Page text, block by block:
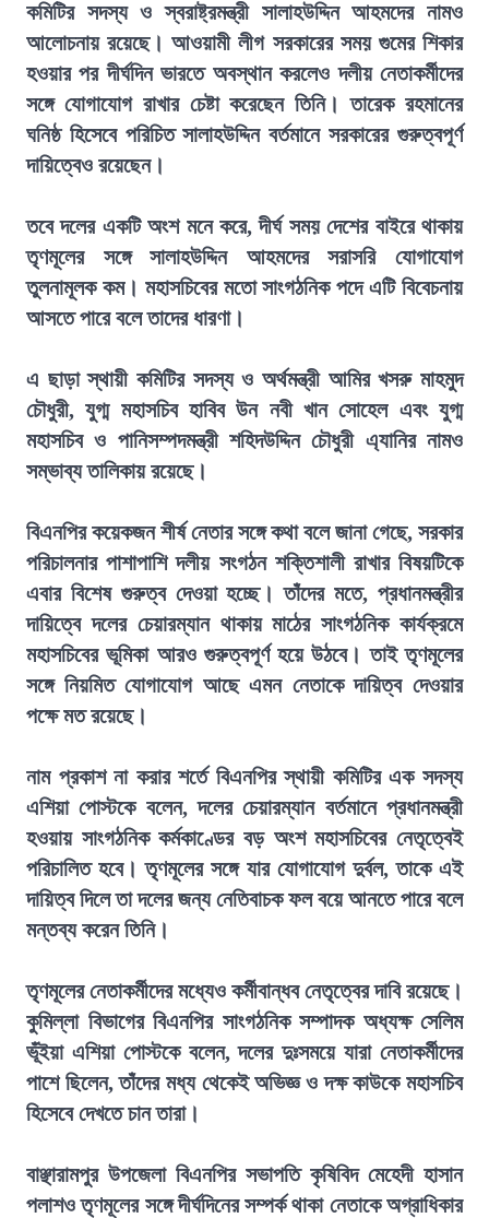
কমিটির সদস্য ও স্বরাষ্ট্রমন্ত্রী সালাহউদ্দিন আহমদের নামও
আলোচনায় রয়েছে। আওয়ামী লীগ সরকারের সময় গুমের শিকার
হওয়ার পর দীর্ঘদিন ভারতে অবস্থান করলেও দলীয় নেতাকর্মীদের
সঙ্গে যোগাযোগ রাখার চেষ্টা করেছেন তিনি। তারেক রহমানের
ঘনিষ্ঠ হিসেবে পরিচিত সালাহউদ্দিন বর্তমানে সরকারের গুরুত্বপূর্ণ
দায়িত্বেও রয়েছেন।
তবে দলের একটি অংশ মনে করে, দীর্ঘ সময় দেশের বাইরে থাকায়
তৃণমূলের সঙ্গে সালাহউদ্দিন আহমদের সরাসরি যোগাযোগ
তুলনামূলক কম। মহাসচিবের মতো সাংগঠনিক পদে এটি বিবেচনায়
আসতে পারে বলে তাদের ধারণা।
এ ছাড়া স্থায়ী কমিটির সদস্য ও অর্থমন্ত্রী আমির খসরু মাহমুদ
চৌধুরী, যুগ্ম মহাসচিব হাবিব উন নবী খান সোহেল এবং যুগ্ম
মহাসচিব ও পানিসম্পদমন্ত্রী শহিদউদ্দিন চৌধুরী এ্যানির নামও
সম্ভাব্য তালিকায় রয়েছে।
বিএনপির কয়েকজন শীর্ষ নেতার সঙ্গে কথা বলে জানা গেছে, সরকার
পরিচালনার পাশাপাশি দলীয় সংগঠন শক্তিশালী রাখার বিষয়টিকে
এবার বিশেষ গুরুত্ব দেওয়া হচ্ছে। তাঁদের মতে, প্রধানমন্ত্রীর
দায়িত্বে দলের চেয়ারম্যান থাকায় মাঠের সাংগঠনিক কার্যক্রমে
মহাসচিবের ভূমিকা আরও গুরুত্বপূর্ণ হয়ে উঠবে। তাই তৃণমূলের
সঙ্গে নিয়মিত যোগাযোগ আছে এমন নেতাকে দায়িত্ব দেওয়ার
পক্ষে মত রয়েছে।
নাম প্রকাশ না করার শর্তে বিএনপির স্থায়ী কমিটির এক সদস্য
এশিয়া পোস্টকে বলেন, দলের চেয়ারম্যান বর্তমানে প্রধানমন্ত্রী
হওয়ায় সাংগঠনিক কর্মকাণ্ডের বড় অংশ মহাসচিবের নেতৃত্বেই
পরিচালিত হবে। তৃণমূলের সঙ্গে যার যোগাযোগ দুর্বল, তাকে এই
দায়িত্ব দিলে তা দলের জন্য নেতিবাচক ফল বয়ে আনতে পারে বলে
মন্তব্য করেন তিনি।
তৃণমূলের নেতাকর্মীদের মধ্যেও কর্মীবান্ধব নেতৃত্বের দাবি রয়েছে।
কুমিল্লা বিভাগের বিএনপির সাংগঠনিক সম্পাদক অধ্যক্ষ সেলিম
ভূঁইয়া এশিয়া পোস্টকে বলেন, দলের দুঃসময়ে যারা নেতাকর্মীদের
পাশে ছিলেন, তাঁদের মধ্য থেকেই অভিজ্ঞ ও দক্ষ কাউকে মহাসচিব
হিসেবে দেখতে চান তারা।
বাঞ্ছারামপুর উপজেলা বিএনপির সভাপতি কৃষিবিদ মেহেদী হাসান
পলাশও তৃণমূলের সঙ্গে দীর্ঘদিনের সম্পর্ক থাকা নেতাকে অগ্রাধিকার